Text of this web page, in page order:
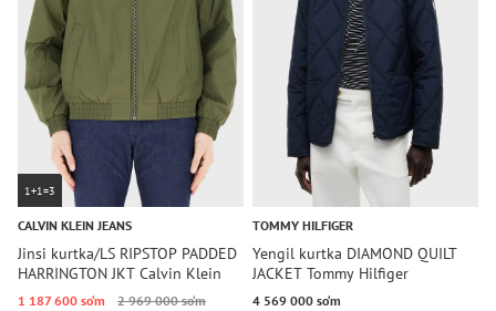
1+1=3
CALVIN KLEIN JEANS
Jinsi kurtka/LS RIPSTOP PADDED
HARRINGTON JKT Calvin Klein
Jeans
1 187 600 so‘m 2 969 000 so‘m
TOMMY HILFIGER
Yengil kurtka DIAMOND QUILT
JACKET Tommy Hilfiger
4 569 000 so‘m